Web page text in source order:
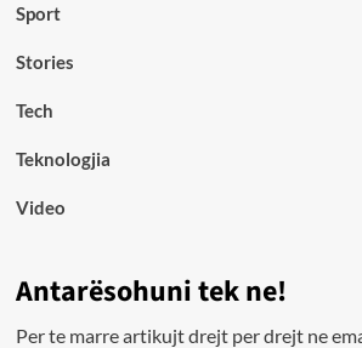
Sport
Stories
Tech
Teknologjia
Video
Antarësohuni tek ne!
Per te marre artikujt drejt per drejt ne